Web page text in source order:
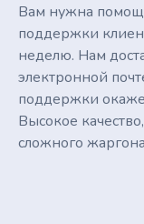
Вам нужна
поддержки
неделю. Нам
электронной
поддержки
Высокое
сложного